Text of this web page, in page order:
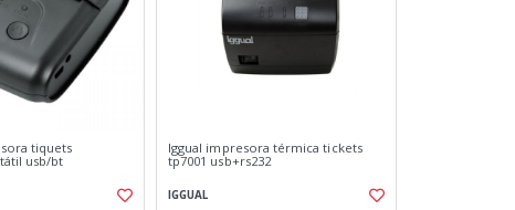
tiquets
usb/bt
Iggual impresora térmica tickets
tp7001 usb+rs232
IGGUAL